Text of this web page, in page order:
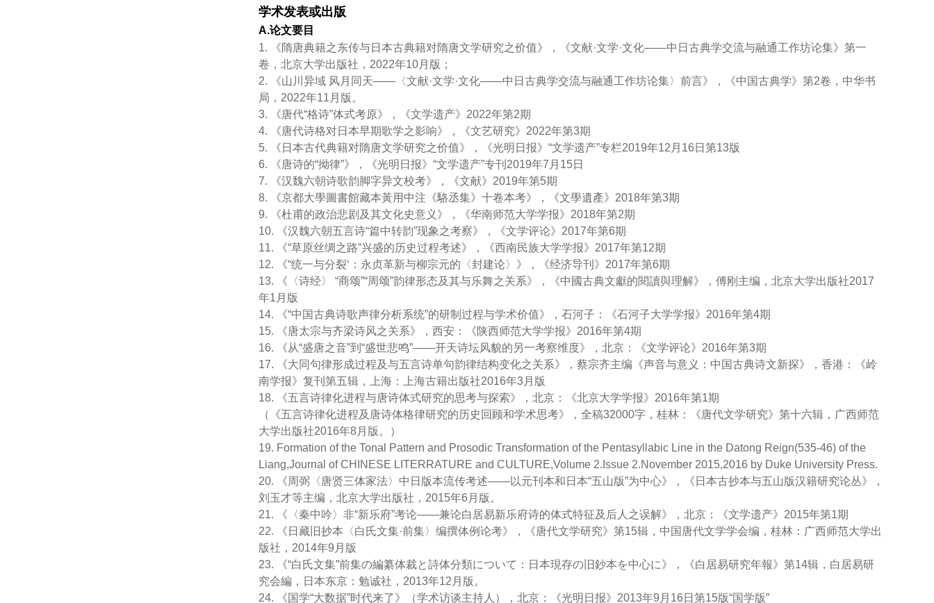
学术发表或出版
A.论文要目
1. 《隋唐典籍之东传与日本古典籍对隋唐文学研究之价值》，《文献·文学·文化——中日古典学交流与融通工作坊论集》第一
卷，北京大学出版社，2022年10月版；
2. 《山川异域 风月同天——〈文献·文学·文化——中日古典学交流与融通工作坊论集〉前言》，《中国古典学》第2卷，中华书
局，2022年11月版。
3. 《唐代“格诗”体式考原》，《文学遗产》2022年第2期
4. 《唐代诗格对日本早期歌学之影响》，《文艺研究》2022年第3期
5. 《日本古代典籍对隋唐文学研究之价值》，《光明日报》“文学遗产”专栏2019年12月16日第13版
6. 《唐诗的“拗律”》，《光明日报》“文学遗产”专刊2019年7月15日
7. 《汉魏六朝诗歌韵脚字异文校考》，《文献》2019年第5期
8. 《京都大學圖書館藏本黃用中注《駱丞集》十卷本考》，《文學遺產》2018年第3期
9. 《杜甫的政治悲剧及其文化史意义》，《华南师范大学学报》2018年第2期
10. 《汉魏六朝五言诗“篇中转韵”现象之考察》，《文学评论》2017年第6期
11. 《“草原丝绸之路”兴盛的历史过程考述》，《西南民族大学学报》2017年第12期
12. 《“统一与分裂‘：永贞革新与柳宗元的〈封建论〉》，《经济导刊》2017年第6期
13. 《〈诗经〉 “商颂”“周颂”韵律形态及其与乐舞之关系》，《中國古典文獻的閱讀與理解》，傅刚主编，北京大学出版社2017
年1月版
14. 《“中国古典诗歌声律分析系统”的研制过程与学术价值》，石河子：《石河子大学学报》2016年第4期
15. 《唐太宗与齐梁诗风之关系》，西安：《陕西师范大学学报》2016年第4期
16. 《从“盛唐之音”到“盛世悲鸣”——开天诗坛风貌的另一考察维度》，北京：《文学评论》2016年第3期
17. 《大同句律形成过程及与五言诗单句韵律结构变化之关系》，蔡宗齐主编《声音与意义：中国古典诗文新探》，香港：《岭
南学报》复刊第五辑，上海：上海古籍出版社2016年3月版
18. 《五言诗律化进程与唐诗体式研究的思考与探索》，北京：《北京大学学报》2016年第1期
（《五言诗律化进程及唐诗体格律研究的历史回顾和学术思考》，全稿32000字，桂林：《唐代文学研究》第十六辑，广西师范
大学出版社2016年8月版。）
19. Formation of the Tonal Pattern and Prosodic Transformation of the Pentasyllabic Line in the Datong Reign(535-46) of the
Liang,Journal of CHINESE LITERRATURE and CULTURE,Volume 2.Issue 2.November 2015,2016 by Duke University Press.
20. 《周弼〈唐贤三体家法〉中日版本流传考述——以元刊本和日本“五山版”为中心》，《日本古抄本与五山版汉籍研究论丛》，
刘玉才等主编，北京大学出版社，2015年6月版。
21. 《〈秦中吟〉非“新乐府”考论——兼论白居易新乐府诗的体式特征及后人之误解》，北京：《文学遗产》2015年第1期
22. 《日藏旧抄本〈白氏文集·前集〉编撰体例论考》，《唐代文学研究》第15辑，中国唐代文学学会编，桂林：广西师范大学出
版社，2014年9月版
23. 《“白氏文集”前集の編纂体裁と詩体分類について：日本現存の旧鈔本を中心に》，《白居易研究年報》第14辑，白居易研
究会編，日本东京：勉诚社，2013年12月版。
24. 《国学“大数据”时代来了》（学术访谈主持人），北京：《光明日报》2013年9月16日第15版“国学版”